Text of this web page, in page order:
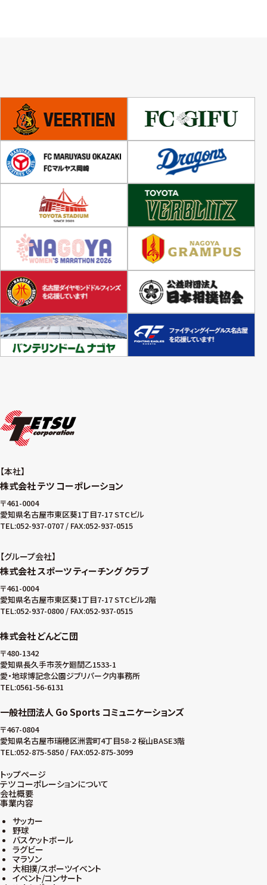
本社
株式会社 テツ コーポレーション
〒461-0004
愛知県名古屋市東区葵1丁目7-17 STCビル
TEL:052-937-0707 / FAX:052-937-0515
グループ会社
株式会社 スポーツ ティーチング クラブ
〒461-0004
愛知県名古屋市東区葵1丁目7-17 STCビル2階
TEL:052-937-0800 / FAX:052-937-0515
株式会社 どんどこ団
〒480-1342
愛知県長久手市茨ケ廻間乙1533-1
愛・地球博記念公園ジブリパーク内事務所
TEL:0561-56-6131
一般社団法人 Go Sports コミュニケーションズ
〒467-0804
愛知県名古屋市瑞穂区洲雲町4丁目58-2 桜山BASE3階
TEL:052-875-5850 / FAX:052-875-3099
トップページ
テツ コーポレーションについて
会社概要
事業内容
サッカー
野球
バスケットボール
ラグビー
マラソン
大相撲/スポーツイベント
イベント/コンサート